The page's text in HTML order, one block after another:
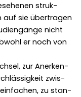
struk­
auf sie über­tra­gen
nicht
er noch von
zur Anerken­
zwis­
zu stan­